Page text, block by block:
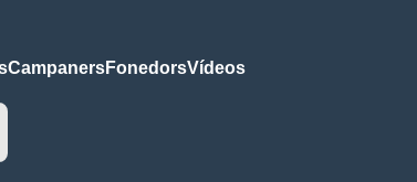
CampanersFonedorsVídeos